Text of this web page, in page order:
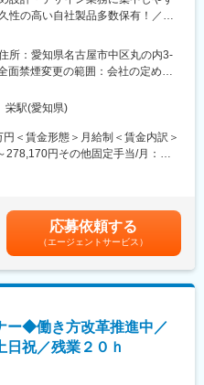
フバランスの実現のために、生産
小町」活動の積極展開など、全社
おります。
メージがあるかと思いますが、当
略部等を擁するなど、常に業務効
ります。
効率化するため、スマートグラ
ャリアパスを申告する「自己申告
があるため、キャリア採用の方も
の高い自社製品多数保有！／イ
ザイン・空間づくりに携わってい
うため、基本は内勤で設計・デザ
。
体のデザインに携わっていただき
ンの企画・設計
・レイアウト・商品選定
ンにおける顧客への提案
クション
丁堀ビル 他
furniture/works/cat/office/
所：愛知県名古屋市中区丸の内3-
禁煙変更の範囲：会社の定める
栄駅(愛知県)
＜賃金形態＞月給制＜賃金内訳＞
円その他固定手当/月：
目安の金額であり、選考を通じて
給(月額)は固定手当を含めた表記で
応募依頼する
（エージェントサービス）
ー◆働き方改革推進中／
祝／残業２０ｈ